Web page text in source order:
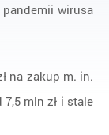
wirusa
na zakup m. in.
mln zł i stale